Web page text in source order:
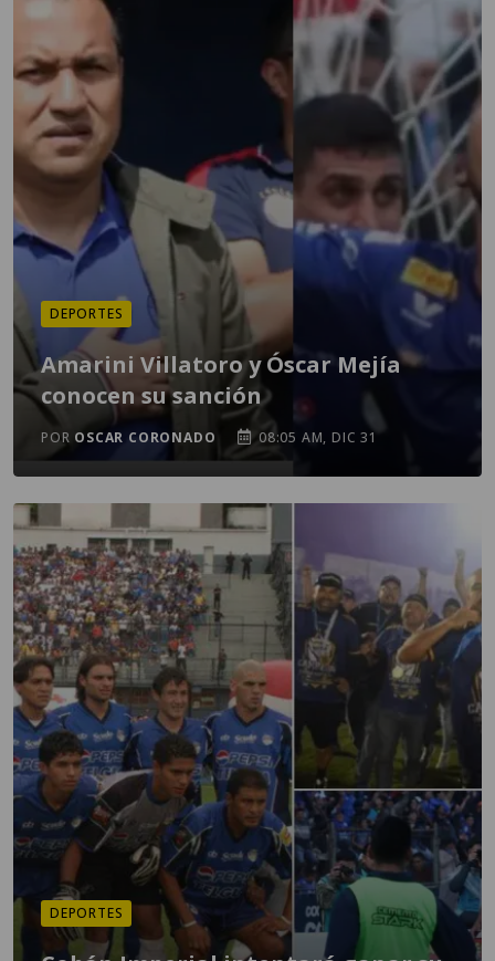
DEPORTES
Amarini Villatoro y Óscar Mejía
conocen su sanción
POR OSCAR CORONADO 08:05 AM, DIC 31
DEPORTES